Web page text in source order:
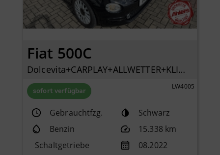
Fiat 500C
Dolcevita+CARPLAY+ALLWETTER+KLIMA+PDC+LICHTREGENSE
sofort verfügbar LW4005
Gebrauchtfzg.
Schwarz
Benzin
15.338 km
Schaltgetriebe
08.2022